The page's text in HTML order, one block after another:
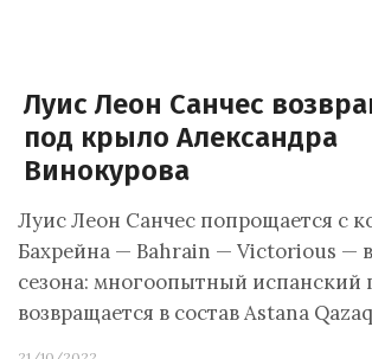
Луис Леон Санчес
под крыло Александра
Винокурова
Луис Леон Санчес попрощается с
Бахрейна — Bahrain — Victorious —
сезона: многоопытный испанский
возвращается в состав Astana